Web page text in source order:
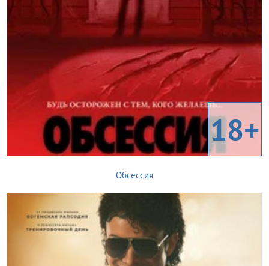
18+
Обсессия